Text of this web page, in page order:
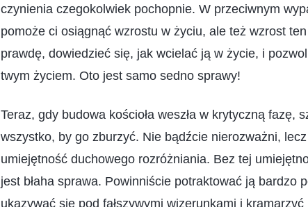
czynienia czegokolwiek pochopnie. W przeciwnym
pomoże ci osiągnąć wzrostu w życiu, ale też wzrost
prawdę, dowiedzieć się, jak wcielać ją w życie, i
twym życiem. Oto jest samo sedno sprawy!
Teraz, gdy budowa kościoła weszła w krytyczną fazę,
wszystko, by go zburzyć. Nie bądźcie nierozważni,
umiejętność duchowego rozróżniania. Bez tej
jest błaha sprawa. Powinniście potraktować ją bardzo
ukazywać się pod fałszywymi wizerunkami i